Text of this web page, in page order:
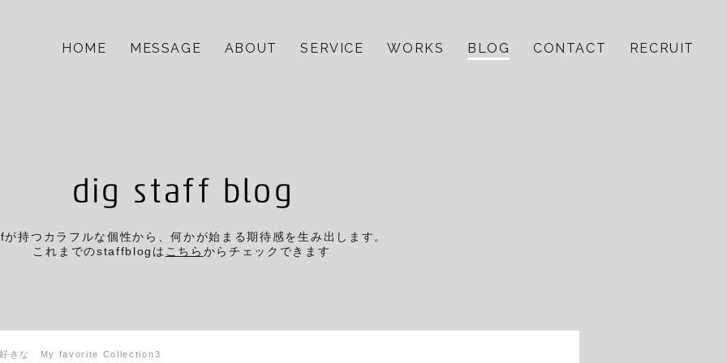
HOME MESSAGE ABOUT SERVICE WORKS BLOG CONTACT RECRUIT
持つカラフルな個性から、何かが始まる期待感を生み出します。
これまでのstaffblogは こちら からチェックできます
好きな My favorite Collection3